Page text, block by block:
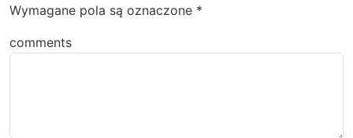
Wymagane pola są oznaczone *
comments